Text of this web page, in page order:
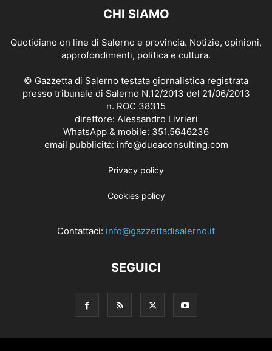
CHI SIAMO
Quotidiano on line di Salerno e provincia. Notizie, opinioni,
approfondimenti, politica e cultura.
© Gazzetta di Salerno testata giornalistica registrata
presso tribunale di Salerno N.12/2013 del 21/06/2013
n. ROC 38315
direttore: Alessandro Livrieri
WhatsApp & mobile: 351.5646236
email pubblicità: info@dueaconsulting.com
Privacy policy
Cookies policy
Contattaci: info@gazzettadisalerno.it
SEGUICI